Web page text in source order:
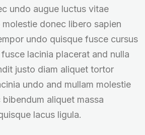
undo augue luctus vitae
donec libero sapien
undo quisque fusce cursus
lacinia placerat and nulla
justo diam aliquet tortor
undo and mullam molestie
aliquet massa
lacus ligula.